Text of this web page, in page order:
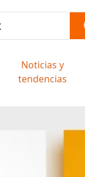
Noticias y
tendencias